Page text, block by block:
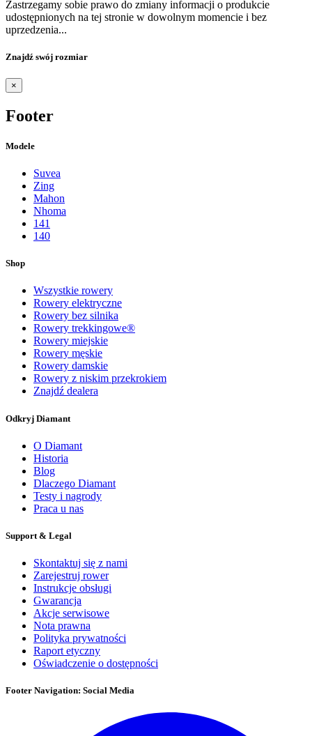
Zastrzegamy sobie prawo do zmiany informacji o produkcie
udostępnionych na tej stronie w dowolnym momencie i bez
uprzedzenia...
Znajdź swój rozmiar
×
Footer
Modele
Suvea
Zing
Mahon
Nhoma
141
140
Shop
Wszystkie rowery
Rowery elektryczne
Rowery bez silnika
Rowery trekkingowe®
Rowery miejskie
Rowery męskie
Rowery damskie
Rowery z niskim przekrokiem
Znajdź dealera
Odkryj Diamant
O Diamant
Historia
Blog
Dlaczego Diamant
Testy i nagrody
Praca u nas
Support & Legal
Skontaktuj się z nami
Zarejestruj rower
Instrukcje obsługi
Gwarancja
Akcje serwisowe
Nota prawna
Polityka prywatności
Raport etyczny
Oświadczenie o dostępności
Footer Navigation: Social Media